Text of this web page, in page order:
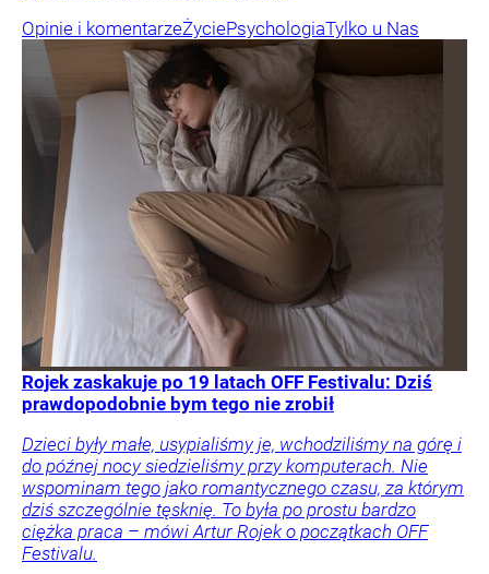
Opinie i komentarzeŻyciePsychologiaTylko u Nas
Rojek zaskakuje po 19 latach OFF Festivalu: Dziś
prawdopodobnie bym tego nie zrobił
Dzieci były małe, usypialiśmy je, wchodziliśmy na górę i
do późnej nocy siedzieliśmy przy komputerach. Nie
wspominam tego jako romantycznego czasu, za którym
dziś szczególnie tęsknię. To była po prostu bardzo
ciężka praca – mówi Artur Rojek o początkach OFF
Festivalu.